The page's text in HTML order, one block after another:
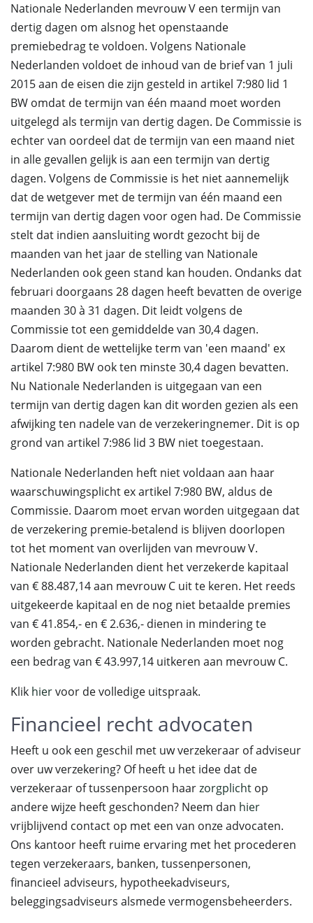
Nationale Nederlanden mevrouw V een termijn van
dertig dagen om alsnog het openstaande
premiebedrag te voldoen. Volgens Nationale
Nederlanden voldoet de inhoud van de brief van 1 juli
2015 aan de eisen die zijn gesteld in artikel 7:980 lid 1
BW omdat de termijn van één maand moet worden
uitgelegd als termijn van dertig dagen. De Commissie is
echter van oordeel dat de termijn van een maand niet
in alle gevallen gelijk is aan een termijn van dertig
dagen. Volgens de Commissie is het niet aannemelijk
dat de wetgever met de termijn van één maand een
termijn van dertig dagen voor ogen had. De Commissie
stelt dat indien aansluiting wordt gezocht bij de
maanden van het jaar de stelling van Nationale
Nederlanden ook geen stand kan houden. Ondanks dat
februari doorgaans 28 dagen heeft bevatten de overige
maanden 30 à 31 dagen. Dit leidt volgens de
Commissie tot een gemiddelde van 30,4 dagen.
Daarom dient de wettelijke term van 'een maand' ex
artikel 7:980 BW ook ten minste 30,4 dagen bevatten.
Nu Nationale Nederlanden is uitgegaan van een
termijn van dertig dagen kan dit worden gezien als een
afwijking ten nadele van de verzekeringnemer. Dit is op
grond van artikel 7:986 lid 3 BW niet toegestaan.
Nationale Nederlanden heft niet voldaan aan haar
waarschuwingsplicht ex artikel 7:980 BW, aldus de
Commissie. Daarom moet ervan worden uitgegaan dat
de verzekering premie-betalend is blijven doorlopen
tot het moment van overlijden van mevrouw V.
Nationale Nederlanden dient het verzekerde kapitaal
van € 88.487,14 aan mevrouw C uit te keren. Het reeds
uitgekeerde kapitaal en de nog niet betaalde premies
van € 41.854,- en € 2.636,- dienen in mindering te
worden gebracht. Nationale Nederlanden moet nog
een bedrag van € 43.997,14 uitkeren aan mevrouw C.
Klik hiervoor de volledige uitspraak.
Financieel recht advocaten
Heeft u ook een geschil met uw verzekeraar of adviseur
over uw verzekering? Of heeft u het idee dat de
verzekeraar of tussenpersoon haarzorgplicht op
andere wijze heeft geschonden? Neem dan hier
vrijblijvend contact op met een van onze advocaten.
Ons kantoor heeft ruime ervaring met het procederen
tegen verzekeraars, banken, tussenpersonen,
financieel adviseurs, hypotheekadviseurs,
beleggingsadviseurs alsmede vermogensbeheerders.